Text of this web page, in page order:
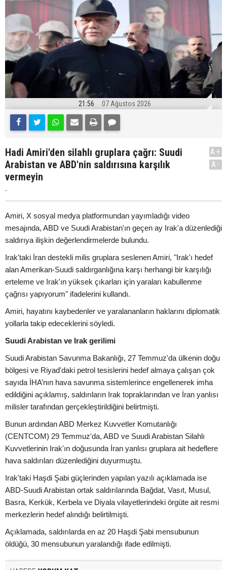
21:56 07 Ağustos 2026
Hadi Amiri'den silahlı gruplara çağrı: Suudi
Arabistan ve ABD'nin saldırısına karşılık
vermeyin
.
A+
A-
Amiri, X sosyal medya platformundan yayımladığı video
mesajında, ABD ve Suudi Arabistan'ın geçen ay Irak'a düzenlediği
saldırıya ilişkin değerlendirmelerde bulundu.
Irak'taki İran destekli milis gruplara seslenen Amiri, "Irak'ı hedef
alan Amerikan-Suudi saldırganlığına karşı herhangi bir karşılığı
erteleme ve Irak'ın yüksek çıkarları için yaraları kabullenme
çağrısı yapıyorum" ifadelerini kullandı.
Amiri, hayatını kaybedenler ve yaralananların haklarını diplomatik
yollarla takip edeceklerini söyledi.
Suudi Arabistan ve Irak gerilimi
Suudi Arabistan Savunma Bakanlığı, 27 Temmuz'da ülkenin doğu
bölgesi ve Riyad'daki petrol tesislerini hedef almaya çalışan çok
sayıda İHA’nın hava savunma sistemlerince engellenerek imha
edildiğini açıklamış, saldırıların Irak topraklarından ve İran yanlısı
milisler tarafından gerçekleştirildiğini belirtmişti.
Bunun ardından ABD Merkez Kuvvetler Komutanlığı
(CENTCOM) 29 Temmuz'da, ABD ve Suudi Arabistan Silahlı
Kuvvetlerinin Irak'ın doğusunda İran yanlısı gruplara ait hedeflere
hava saldırıları düzenlediğini duyurmuştu.
Irak'taki Haşdi Şabi güçlerinden yapılan yazılı açıklamada ise
ABD-Suudi Arabistan ortak saldırılarında Bağdat, Vasıt, Musul,
Basra, Kerkük, Kerbela ve Diyala vilayetlerindeki örgüte ait resmi
merkezlerin hedef alındığı belirtilmişti.
Açıklamada, saldırılarda en az 20 Haşdi Şabi mensubunun
öldüğü, 30 mensubunun yaralandığı ifade edilmişti.